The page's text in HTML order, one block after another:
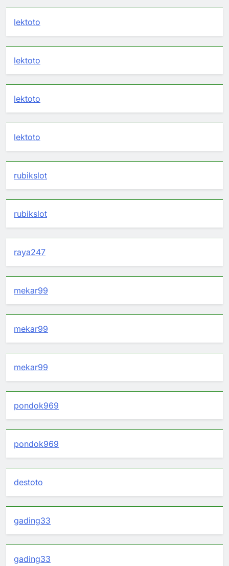
lektoto
lektoto
lektoto
lektoto
rubikslot
rubikslot
raya247
mekar99
mekar99
mekar99
pondok969
pondok969
destoto
gading33
gading33